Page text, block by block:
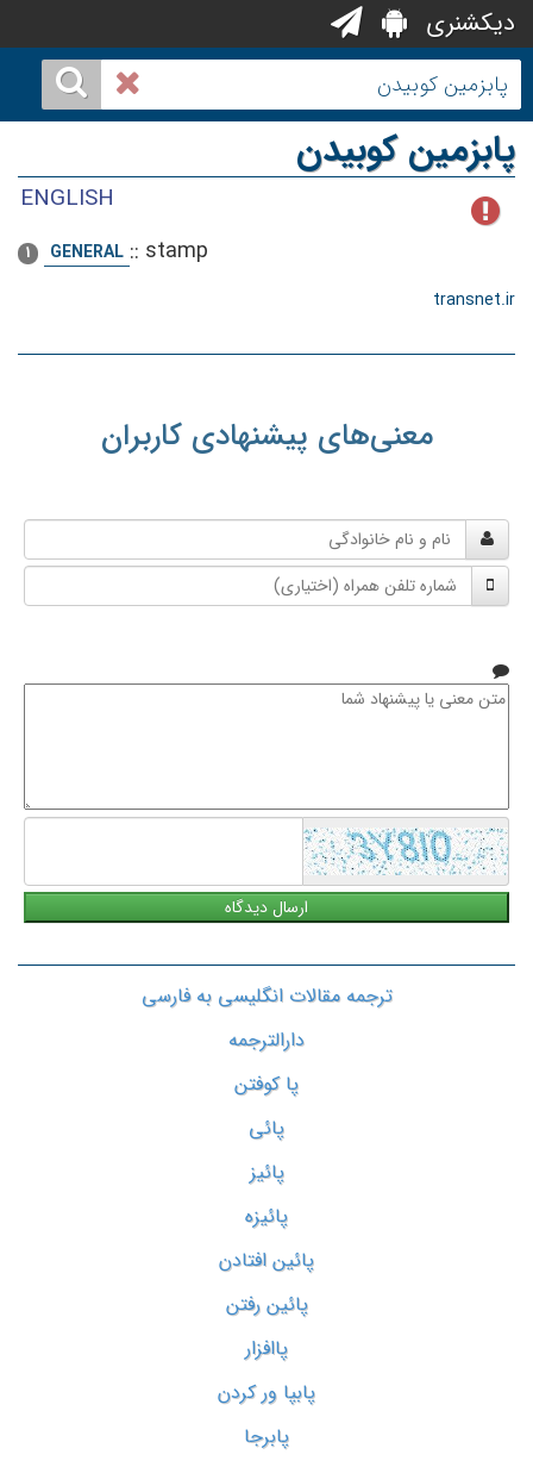
دیکشنری
پابزمین کوبیدن
ENGLISH
1 GENERAL :: stamp
transnet.ir
معنی‌های پیشنهادی کاربران
و
نام
خانوادگی
شماره
تلفن
متن
ترجمه مقالات انگلیسی به فارسی
دارالترجمه
پا کوفتن
پائی
پائیز
پائیزه
پائین افتادن
پائین رفتن
پاافزار
پابپا ور کردن
پابرجا